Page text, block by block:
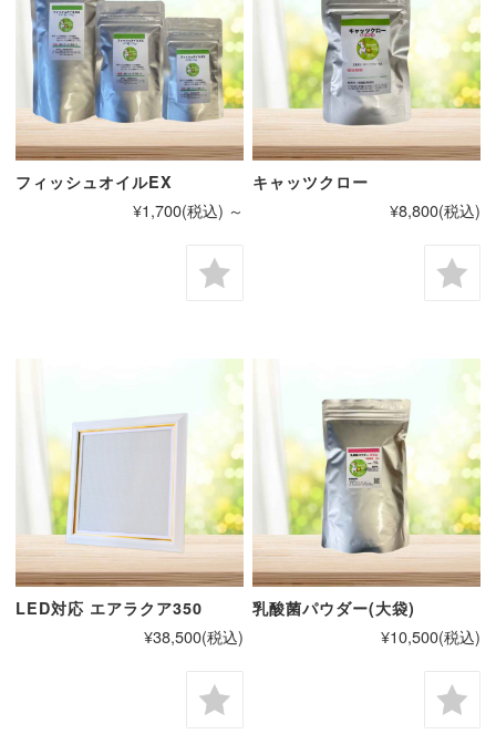
フィッシュオイルEX
¥1,700(税込) ～
キャッツクロー
¥8,800(税込)
LED対応 エアラクア350
¥38,500(税込)
乳酸菌パウダー(大袋)
¥10,500(税込)